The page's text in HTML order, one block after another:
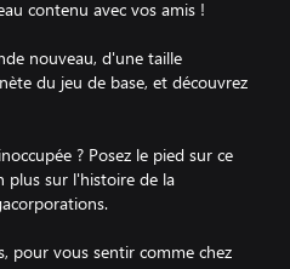
contenu avec vos amis !
nouveau, d'une taille
du jeu de base, et découvrez
? Posez le pied sur ce
plus sur l'histoire de la
pour vous sentir comme chez